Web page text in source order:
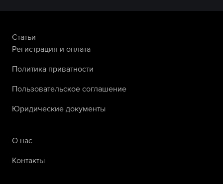
Статьи
Регистрация и оплата
Политика приватности
Пользовательское соглашение
Юридические документы
О нас
Контакты